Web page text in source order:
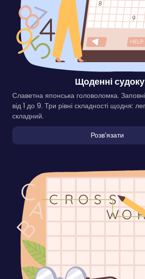
Щоденні судоку
Славетна японська головоломка.
від 1 до 9. Три рівні складності щодня:
складний.
Розвʼязати